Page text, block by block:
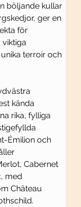
böljande kullar
ger en
för
viktiga
terroir och
kända
rika, fylliga
Émilion och
Cabernet
med
Château